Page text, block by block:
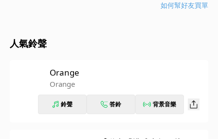
如何幫好友買單
人氣鈴聲
Orange
Orange
鈴聲 答鈴 背景音樂